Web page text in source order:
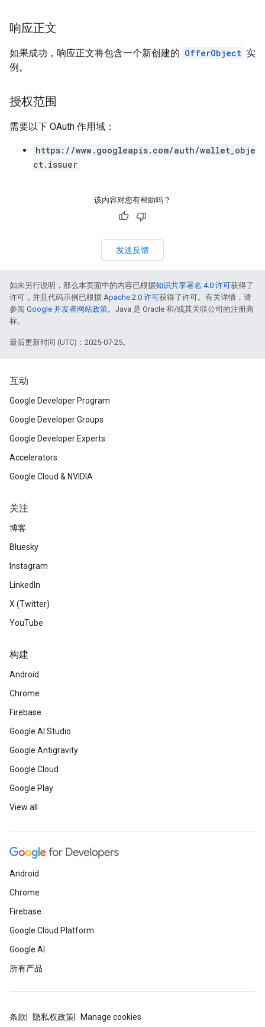
响应正文
如果成功，响应正文将包含一个新创建的 OfferObject 实
例。
授权范围
需要以下 OAuth 作用域：
https://www.googleapis.com/auth/wallet_obje
ct.issuer
该内容对您有帮助吗？
发送反馈
如未另行说明，那么本页面中的内容已根据知识共享署名 4.0 许可获得了
许可，并且代码示例已根据 Apache 2.0 许可获得了许可。有关详情，请
参阅 Google 开发者网站政策。Java 是 Oracle 和/或其关联公司的注册商
标。
最后更新时间 (UTC)：2025-07-25。
互动
Google Developer Program
Google Developer Groups
Google Developer Experts
Accelerators
Google Cloud & NVIDIA
关注
博客
Bluesky
Instagram
LinkedIn
X (Twitter)
YouTube
构建
Android
Chrome
Firebase
Google AI Studio
Google Antigravity
Google Cloud
Google Play
View all
Android
Chrome
Firebase
Google Cloud Platform
Google AI
所有产品
条款 隐私权政策 Manage cookies